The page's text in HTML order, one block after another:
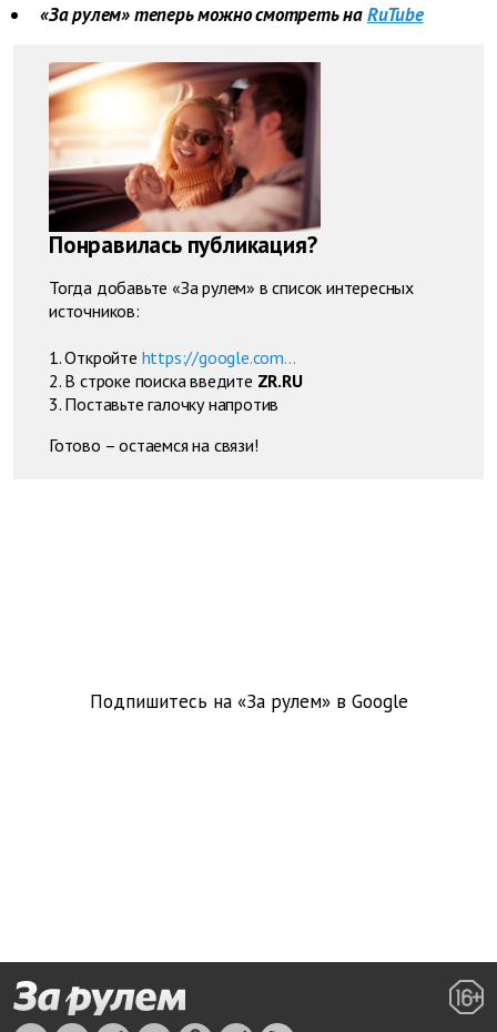
«За рулем» теперь можно смотреть наRuTube
Понравилась публикация?
Тогда добавьте «За рулем» в список интересных
источников:
1. Откройте https://google.com...
2. В строке поиска введите ZR.RU
3. Поставьте галочку напротив
Готово – остаемся на связи!
Подпишитесь на «За рулем» в Google